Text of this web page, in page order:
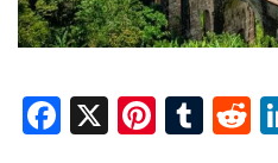
F
X
Pi T
R